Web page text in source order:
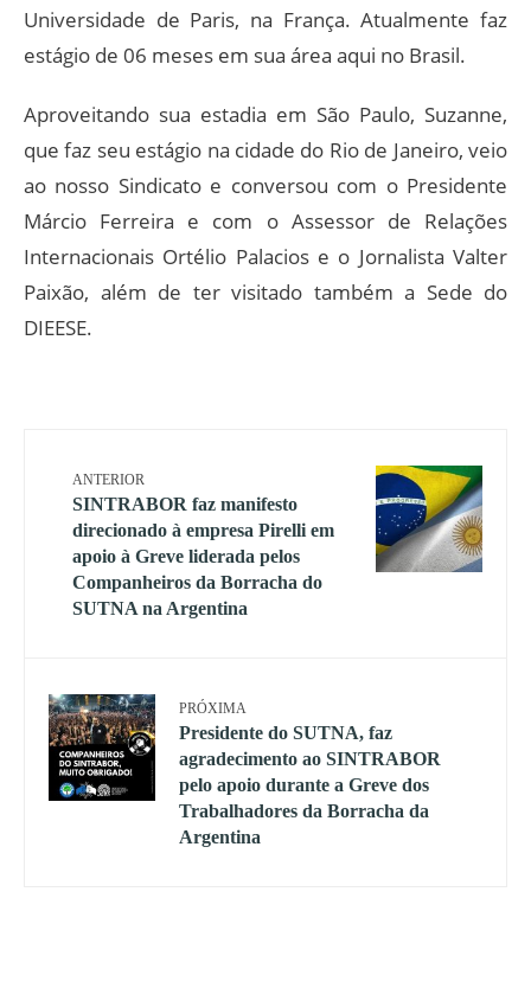
Universidade de Paris, na França. Atualmente faz
estágio de 06 meses em sua área aqui no Brasil.
Aproveitando sua estadia em São Paulo, Suzanne,
que faz seu estágio na cidade do Rio de Janeiro, veio
ao nosso Sindicato e conversou com o Presidente
Márcio Ferreira e com o Assessor de Relações
Internacionais Ortélio Palacios e o Jornalista Valter
Paixão, além de ter visitado também a Sede do
DIEESE.
ANTERIOR
SINTRABOR faz manifesto
direcionado à empresa Pirelli em
apoio à Greve liderada pelos
Companheiros da Borracha do
SUTNA na Argentina
PRÓXIMA
Presidente do SUTNA, faz
agradecimento ao SINTRABOR
pelo apoio durante a Greve dos
Trabalhadores da Borracha da
Argentina